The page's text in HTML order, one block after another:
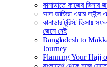
কানাডাতে কাজের ভিসার
আল জাজিরা এয়ার লাইন্স
কানাডার টুরিস্ট ভিসায়
জেনে নেই
Bangladesh to
Journey
Planning Your Hajj